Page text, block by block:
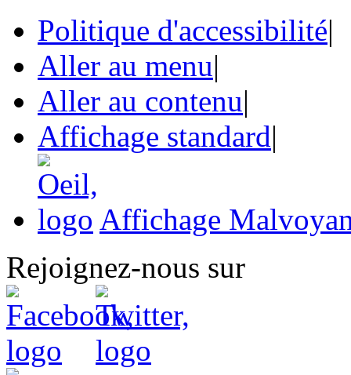
Politique d'accessibilité|
Aller au menu|
Aller au contenu|
Affichage standard|
Affichage
Rejoignez-nous sur